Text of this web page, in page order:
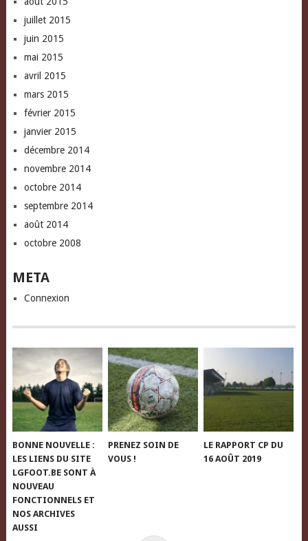
juillet 2015
juin 2015
mai 2015
avril 2015
mars 2015
février 2015
janvier 2015
décembre 2014
novembre 2014
octobre 2014
septembre 2014
août 2014
octobre 2008
META
Connexion
BONNE NOUVELLE :
LES LIENS DU SITE
LGFOOT.BE SONT À
NOUVEAU
FONCTIONNELS ET
NOS ARCHIVES
AUSSI
PRENEZ SOIN DE
VOUS !
LE RAPPORT CP DU
16 AOÛT 2019